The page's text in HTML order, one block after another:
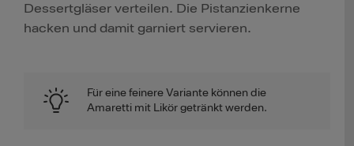
Dessertgläser verteilen. Die Pistanzienkerne
hacken und damit garniert servieren.
Für eine feinere Variante können die
Amaretti mit Likör getränkt werden.